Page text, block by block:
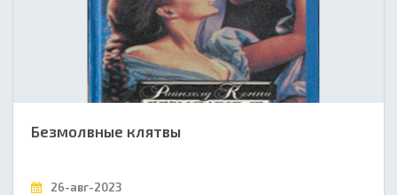
Безмолвные клятвы
26-авг-2023